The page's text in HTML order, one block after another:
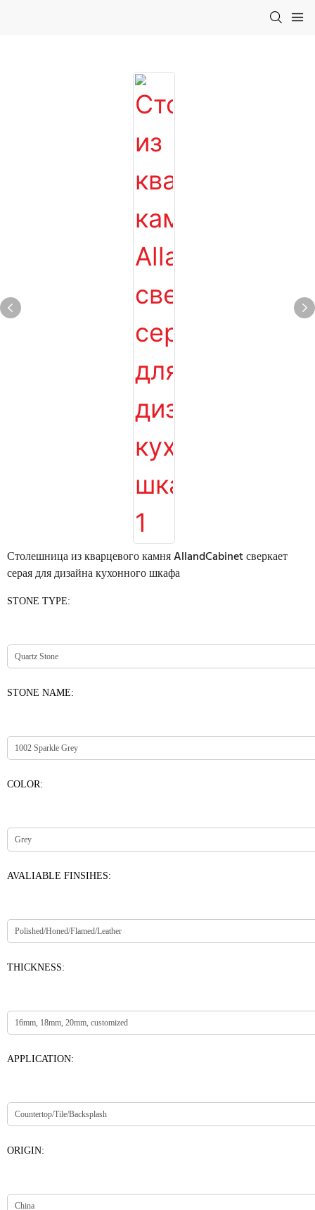
Столешница из кварцевого камня AllandCabinet сверкает
серая для дизайна кухонного шкафа
STONE TYPE:
STONE NAME:
COLOR:
AVALIABLE FINSIHES:
THICKNESS:
APPLICATION:
ORIGIN: